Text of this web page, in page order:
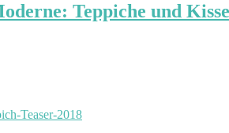
Teppiche und